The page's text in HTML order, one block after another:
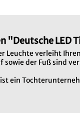
"Deutsche LED
Leuchte verleiht
sowie der Fuß sind
ein